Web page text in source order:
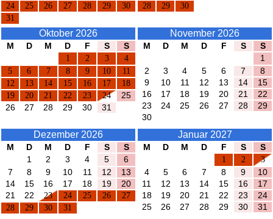
24
25 26 27 28 29
30
31
28
29 30
Oktober 2026
M D M D F S
S
1
2 3
4
5
6 7 8 9 10
11
12
13 14 15 16 17
18
19
20 21 22 23 24
25
26
27 28 29 30 31
November 2026
M D M D F S
S
1
2
3 4 5 6 7
8
9
10 11 12 13 14
15
16
17 18 19 20 21
22
23
24 25 26 27 28
29
30
Dezember 2026
M D M D F S
S
1
2 3 4 5
6
7
8 9 10 11 12
13
14
15 16 17 18 19
20
21
22 23 24 25 26
27
28
29 30 31
Januar 2027
M D M D F S
S
1
2
3
4
5 6 7 8 9
10
11
12 13 14 15 16
17
18
19 20 21 22 23
24
25
26 27 28 29 30 31